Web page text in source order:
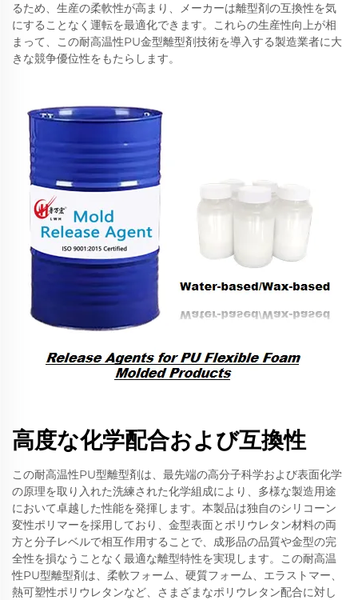
るため、生産の柔軟性が高まり、メーカーは離型剤の互換性を気
にすることなく運転を最適化できます。これらの生産性向上が相
まって、この耐高温性PU金型離型剤技術を導入する製造業者に大
きな競争優位性をもたらします。
高度な化学配合および互換性
この耐高温性PU型離型剤は、最先端の高分子科学および表面化学
の原理を取り入れた洗練された化学組成により、多様な製造用途
において卓越した性能を発揮します。本製品は独自のシリコーン
変性ポリマーを採用しており、金型表面とポリウレタン材料の両
方と分子レベルで相互作用することで、成形品の品質や金型の完
全性を損なうことなく最適な離型特性を実現します。この耐高温
性PU型離型剤は、柔軟フォーム、硬質フォーム、エラストマー、
熱可塑性ポリウレタンなど、さまざまなポリウレタン配合に対し